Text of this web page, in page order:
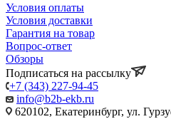
Условия оплаты
Условия доставки
Гарантия на товар
Вопрос-ответ
Обзоры
Подписаться на рассылку
+7 (343) 227-94-45
info@b2b-ekb.ru
620102, Екатеринбург, ул.